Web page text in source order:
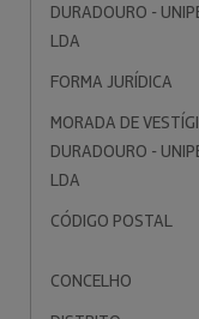
DURADOURO -
LDA
FORMA JURÍDICA
MORADA DE
DURADOURO -
LDA
CÓDIGO POSTAL
CONCELHO